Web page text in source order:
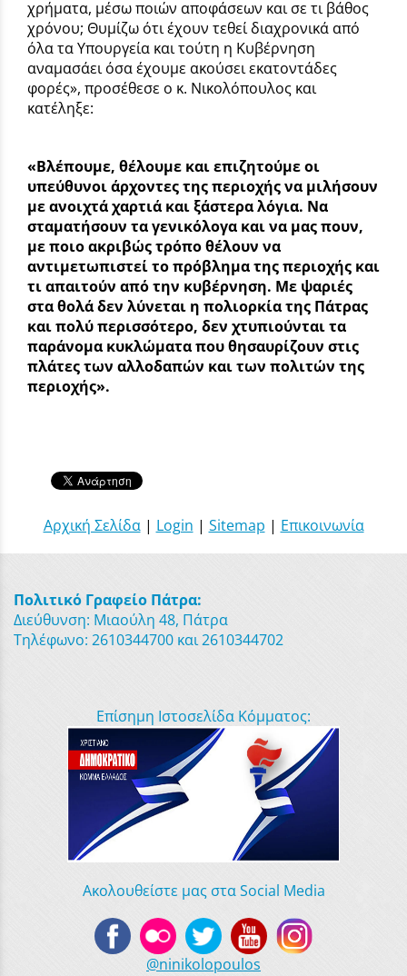
χρήματα, μέσω ποιών αποφάσεων και σε τι βάθος
χρόνου; Θυμίζω ότι έχουν τεθεί διαχρονικά από
όλα τα Υπουργεία και τούτη η Κυβέρνηση
αναμασάει όσα έχουμε ακούσει εκατοντάδες
φορές», προσέθεσε ο κ. Νικολόπουλος και
κατέληξε:
«Βλέπουμε, θέλουμε και επιζητούμε οι
υπεύθυνοι άρχοντες της περιοχής να μιλήσουν
με ανοιχτά χαρτιά και ξάστερα λόγια. Να
σταματήσουν τα γενικόλογα και να μας πουν,
με ποιο ακριβώς τρόπο θέλουν να
αντιμετωπιστεί το πρόβλημα της περιοχής και
τι απαιτούν από την κυβέρνηση. Με ψαριές
στα θολά δεν λύνεται η πολιορκία της Πάτρας
και πολύ περισσότερο, δεν χτυπιούνται τα
παράνομα κυκλώματα που θησαυρίζουν στις
πλάτες των αλλοδαπών και των πολιτών της
περιοχής».
Αρχική Σελίδα| Login | Sitemap | Επικοινωνία
Πολιτικό Γραφείο Πάτρα:
Διεύθυνση: Μιαούλη 48, Πάτρα
Τηλέφωνο: 2610344700 και 2610344702
Επίσημη Ιστοσελίδα Κόμματος:
Ακολουθείστε μας στα Social Media
@ninikolopoulos